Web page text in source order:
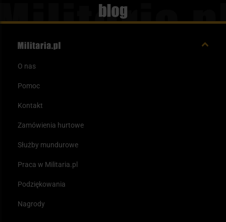
Blog
O nas
Pomoc
Kontakt
Zamówienia hurtowe
Służby mundurowe
Praca w Militaria.pl
Podziękowania
Nagrody